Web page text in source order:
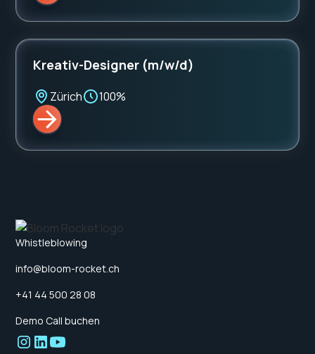
Kreativ-Designer (m/w/d)
Zürich 100%
Whistleblowing
info@bloom-rocket.ch
+41 44 500 28 08
Demo Call buchen